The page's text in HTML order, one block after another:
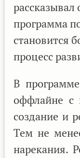
программа
становится
процесс
В
оффлайне с
создание и
Тем не
нарекания.